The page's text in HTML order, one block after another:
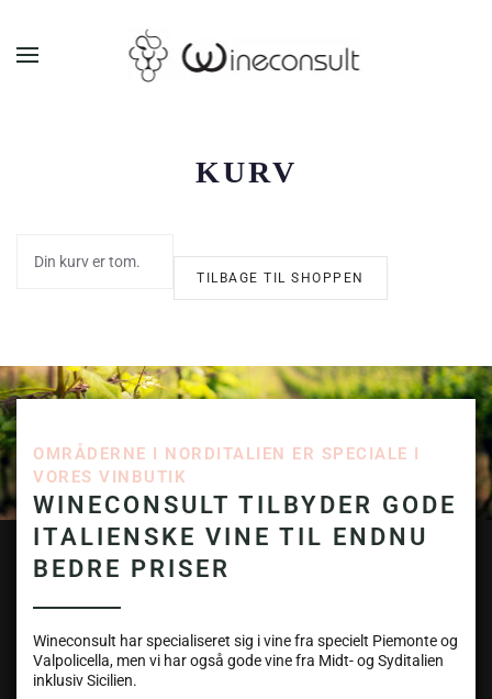
GÅ TIL HOVEDINDHOLD
KURV
Din kurv er tom.
TILBAGE TIL SHOPPEN
OMRÅDERNE I NORDITALIEN ER SPECIALE I
VORES VINBUTIK
WINECONSULT TILBYDER GODE
ITALIENSKE VINE TIL ENDNU
BEDRE PRISER
Wineconsult har specialiseret sig i vine fra specielt Piemonte og
Valpolicella, men vi har også gode vine fra Midt- og Syditalien
inklusiv Sicilien.